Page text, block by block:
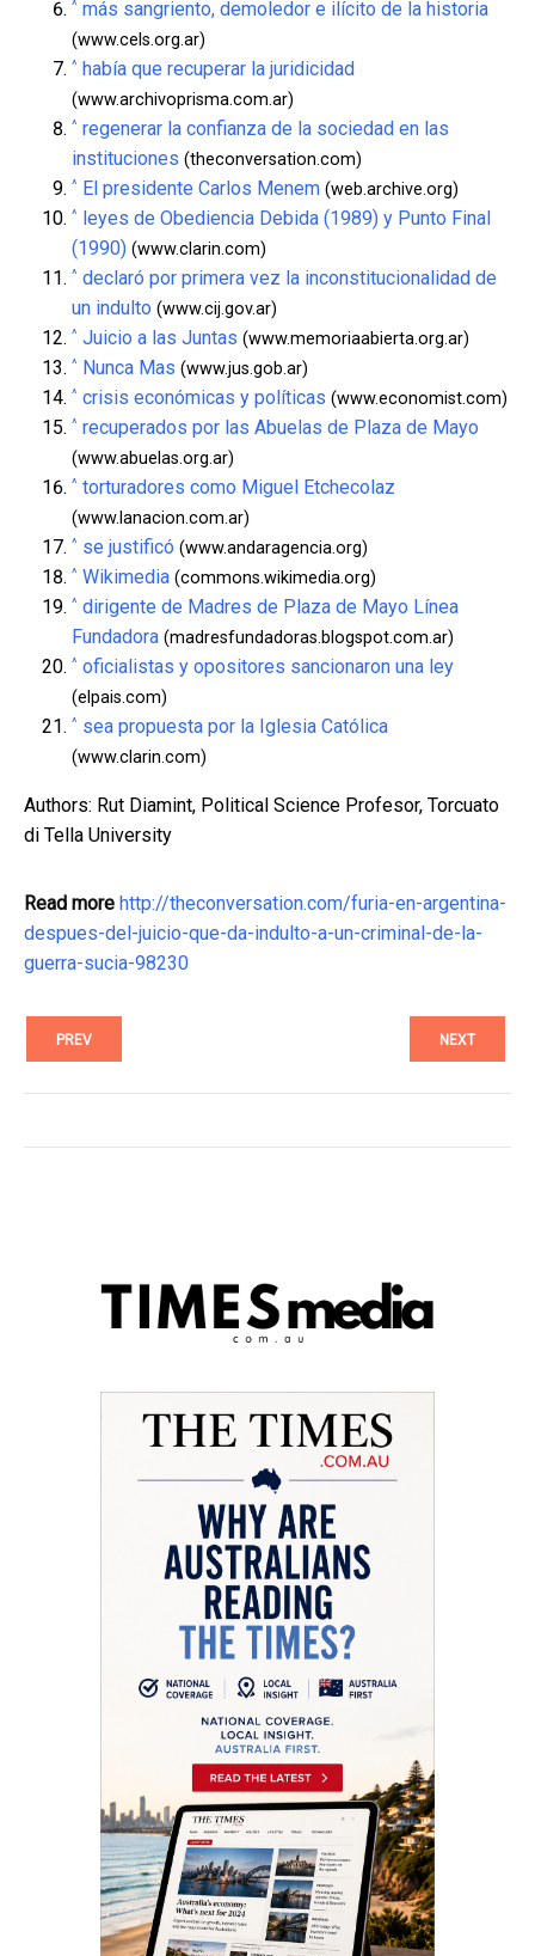
^ más sangriento, demoledor e ilícito de la historia
(www.cels.org.ar)
^ había que recuperar la juridicidad
(www.archivoprisma.com.ar)
^ regenerar la confianza de la sociedad en las
instituciones (theconversation.com)
^ El presidente Carlos Menem (web.archive.org)
^
leyes de Obediencia Debida (1989) y Punto Final
(1990) (www.clarin.com)
^ declaró por primera vez la inconstitucionalidad de
un indulto (www.cij.gov.ar)
^ Juicio a las Juntas (www.memoriaabierta.org.ar)
^ Nunca Mas (www.jus.gob.ar)
^ crisis económicas y políticas (www.economist.com)
^ recuperados por las Abuelas de Plaza de Mayo
(www.abuelas.org.ar)
^ torturadores como Miguel Etchecolaz
(www.lanacion.com.ar)
^ se justificó (www.andaragencia.org)
^ Wikimedia (commons.wikimedia.org)
^ dirigente de Madres de Plaza de Mayo Línea
Fundadora (madresfundadoras.blogspot.com.ar)
^ oficialistas y opositores sancionaron una ley
(elpais.com)
^ sea propuesta por la Iglesia Católica
(www.clarin.com)
Authors: Rut Diamint, Political Science Profesor, Torcuato
di Tella University
Read more http://theconversation.com/furia-en-argentina-
despues-del-juicio-que-da-indulto-a-un-criminal-de-la-
guerra-sucia-98230
PREV NEXT